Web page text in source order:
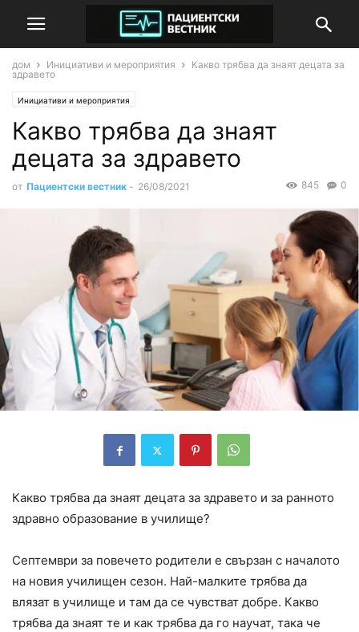
дом Инициативи и мероприятия
Какво трябва да знаят децата за
здравето
Инициативи и мероприятия
Какво трябва да знаят
децата за здравето
от Пациентски вестник - 26/08/2021 0
845
Какво трябва да знаят децата за здравето и за ранното
здравно образование в училище?
Септември за повечето родители е свързан с началото
на новия училищен сезон. Най-малките трябва да
влязат в училище и там да се чувстват добре. Какво
трябва да знаят те и как трябва да го научат, така че